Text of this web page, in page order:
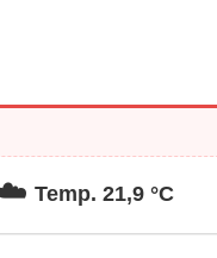
Temp. 21,9 °C